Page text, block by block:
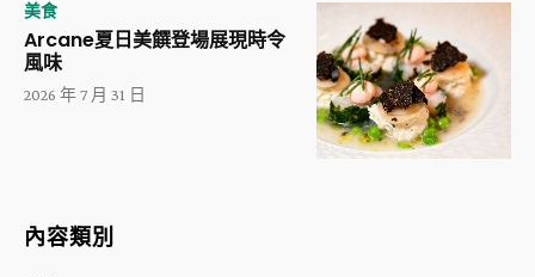
美食
Arcane夏日美饌登場展現時令
風味
2026 年 7 月 31 日
內容類別